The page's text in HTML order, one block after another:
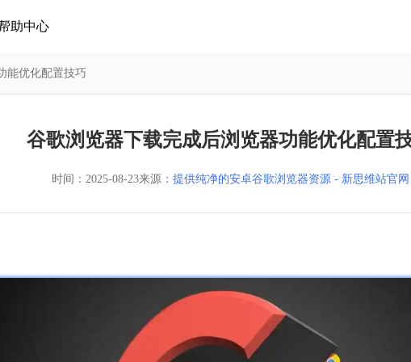
助中心
能优化配置技巧
谷歌浏览器下载完成后浏览器功能优化配置
时间： 2025-08-23来源： 提供纯净的安卓谷歌浏览器资源 - 新思维站官网